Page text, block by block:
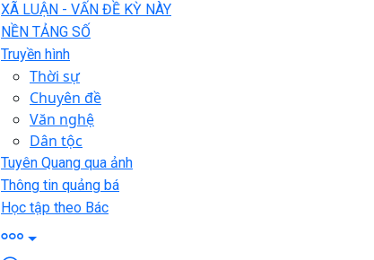
XÃ LUẬN - VẤN ĐỀ KỲ NÀY
NỀN TẢNG SỐ
Truyền hình
Thời sự
Chuyên đề
Văn nghệ
Dân tộc
Tuyên Quang qua ảnh
Thông tin quảng bá
Học tập theo Bác